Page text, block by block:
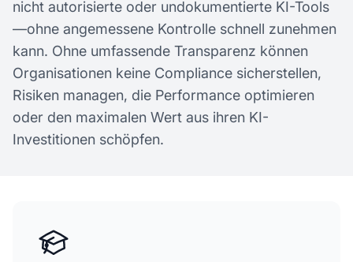
nicht autorisierte oder undokumentierte KI-Tools
—ohne angemessene Kontrolle schnell zunehmen
kann. Ohne umfassende Transparenz können
Organisationen keine Compliance sicherstellen,
Risiken managen, die Performance optimieren
oder den maximalen Wert aus ihren KI-
Investitionen schöpfen.